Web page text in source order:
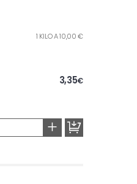
1 KILO A 10,00 €
3,35€
+